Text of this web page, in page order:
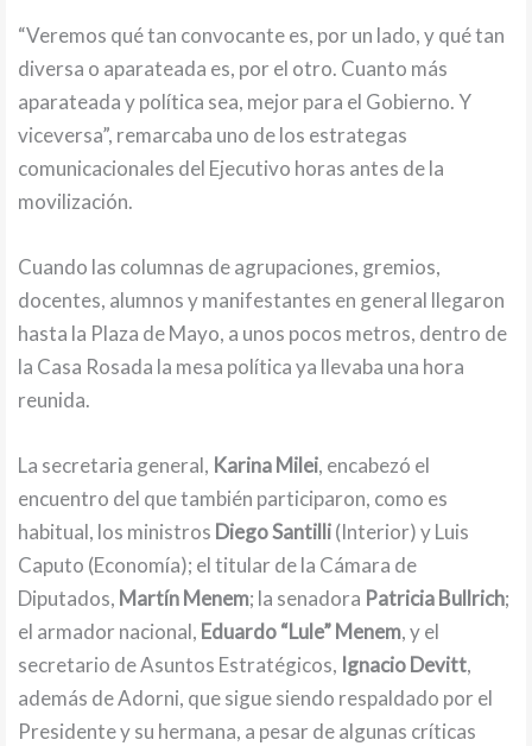
“Veremos qué tan convocante es, por un lado, y qué tan
diversa o aparateada es, por el otro. Cuanto más
aparateada y política sea, mejor para el Gobierno. Y
viceversa”, remarcaba uno de los estrategas
comunicacionales del Ejecutivo horas antes de la
movilización.
Cuando las columnas de agrupaciones, gremios,
docentes, alumnos y manifestantes en general llegaron
hasta la Plaza de Mayo, a unos pocos metros, dentro de
la Casa Rosada la mesa política ya llevaba una hora
reunida.
La secretaria general, Karina Milei, encabezó el
encuentro del que también participaron, como es
habitual, los ministros Diego Santilli(Interior) y Luis
Caputo (Economía); el titular de la Cámara de
Diputados, Martín Menem; la senadora Patricia Bullrich;
el armador nacional, Eduardo “Lule” Menem, y el
secretario de Asuntos Estratégicos, Ignacio Devitt,
además de Adorni, que sigue siendo respaldado por el
Presidente y su hermana, a pesar de algunas críticas